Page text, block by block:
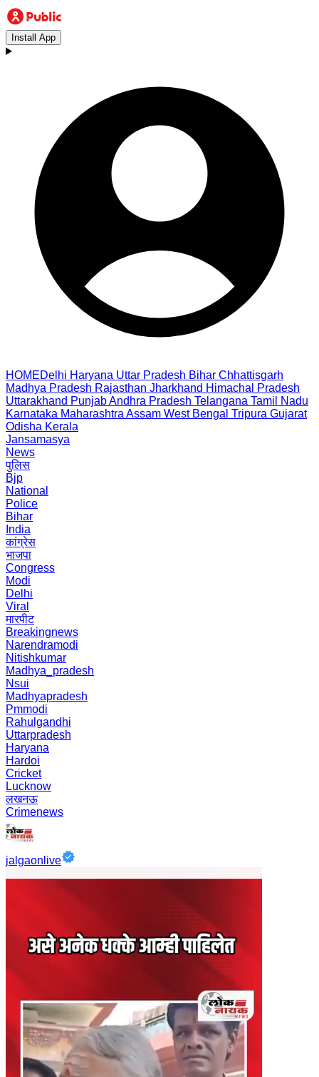
Install App
HOMEDelhi Haryana Uttar Pradesh Bihar Chhattisgarh
Madhya Pradesh Rajasthan Jharkhand Himachal Pradesh
Uttarakhand PunjabAndhra Pradesh Telangana Tamil Nadu
Karnataka Maharashtra Assam West Bengal Tripura Gujarat
Odisha Kerala
Jansamasya
News
पुलिस
Bjp
National
Police
Bihar
India
कांग्रेस
भाजपा
Congress
Modi
Delhi
Viral
मारपीट
Breakingnews
Narendramodi
Nitishkumar
Madhya_pradesh
Nsui
Madhyapradesh
Pmmodi
Rahulgandhi
Uttarpradesh
Haryana
Hardoi
Cricket
Lucknow
लखनऊ
Crimenews
jalgaonlive